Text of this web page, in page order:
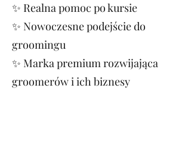
✨ Realna pomoc po kursie
✨ Nowoczesne podejście do
groomingu
✨ Marka premium rozwijająca
groomerów i ich biznesy